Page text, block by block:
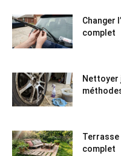
Changer
complet
Nettoyer
Terrasse
complet